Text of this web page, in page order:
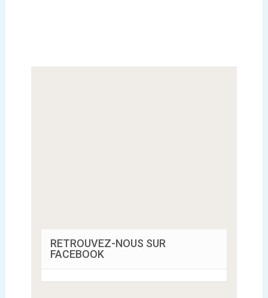
RETROUVEZ-NOUS SUR
FACEBOOK